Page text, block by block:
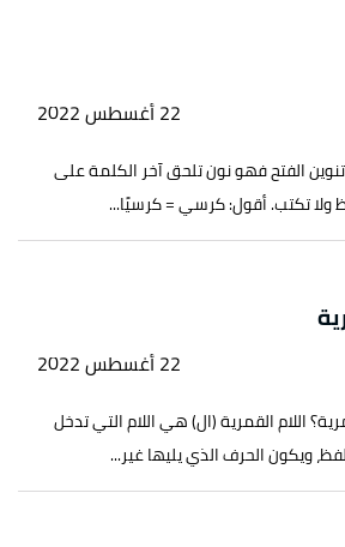
22 أغسطس 2022
الفتح فهو نون تلحق آخر الكلمة على
ولا تكتب. أقول: كرسي = كرسيًا...
22 أغسطس 2022
اللام القمرية (ال) هي اللام التي تدخل
ويكون الحرف الذي يليها غير...